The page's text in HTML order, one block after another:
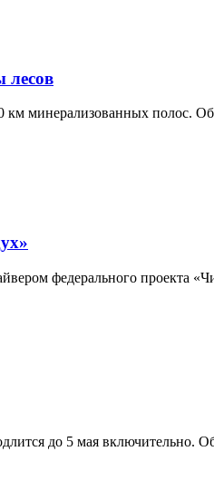
лесов
км минерализованных полос.
федерального проекта
до 5 мая включительно.